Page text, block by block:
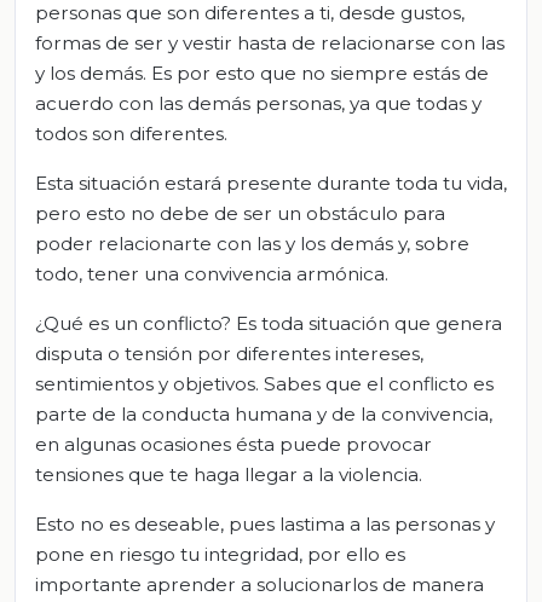
personas que son diferentes a ti, desde gustos,
formas de ser y vestir hasta de relacionarse con las
y los demás. Es por esto que no siempre estás de
acuerdo con las demás personas, ya que todas y
todos son diferentes.
Esta situación estará presente durante toda tu vida,
pero esto no debe de ser un obstáculo para
poder relacionarte con las y los demás y, sobre
todo, tener una convivencia armónica.
¿Qué es un conflicto? Es toda situación que genera
disputa o tensión por diferentes intereses,
sentimientos y objetivos. Sabes que el conflicto es
parte de la conducta humana y de la convivencia,
en algunas ocasiones ésta puede provocar
tensiones que te haga llegar a la violencia.
Esto no es deseable, pues lastima a las personas y
pone en riesgo tu integridad, por ello es
importante aprender a solucionarlos de manera